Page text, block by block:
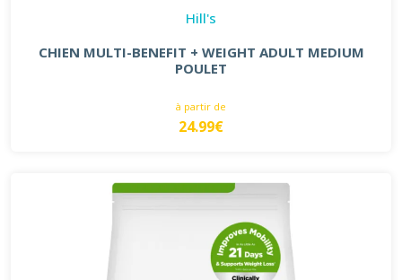
Hill's
CHIEN MULTI-BENEFIT + WEIGHT ADULT MEDIUM
POULET
à partir de
24.99€